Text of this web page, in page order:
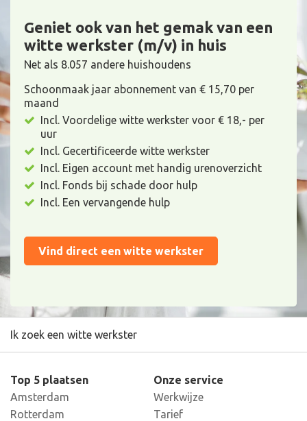
Geniet ook van het gemak van een
witte werkster (m/v) in huis
Net als 8.057 andere huishoudens
Schoonmaak jaar abonnement van € 15,70 per
maand
Incl. Voordelige witte werkster voor € 18,- per
uur
Incl. Gecertificeerde witte werkster
Incl. Eigen account met handig urenoverzicht
Incl. Fonds bij schade door hulp
Incl. Een vervangende hulp
Vind direct een witte werkster
Ik zoek een witte werkster
Top 5 plaatsen
Amsterdam
Rotterdam
Onze service
Werkwijze
Tarief